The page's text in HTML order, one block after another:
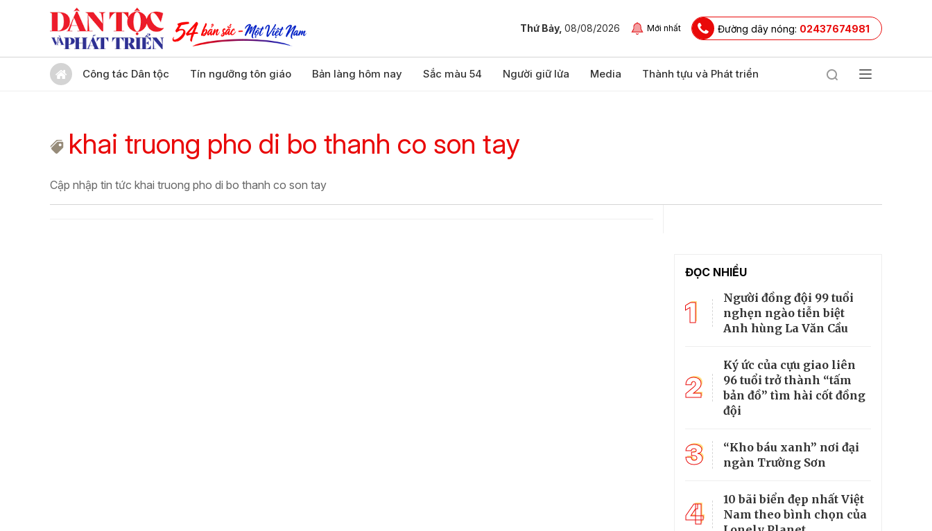
Thứ Bảy, 08/08/2026 Mới nhất Đường dây nóng: 02437674981
Công tác Dân tộc Tín ngưỡng tôn giáo Bản làng hôm nay Sắc màu 54 Người giữ lửa Media Thành tựu và Phát triển
khai truong pho di bo thanh co son tay
Cập nhập tin tức khai truong pho di bo thanh co son tay
ĐỌC NHIỀU
1
Người đồng đội 99 tuổi
nghẹn ngào tiễn biệt
Anh hùng La Văn Cầu
2
Ký ức của cựu giao liên
96 tuổi trở thành “tấm
bản đồ” tìm hài cốt đồng
đội
3
“Kho báu xanh” nơi đại
ngàn Trường Sơn
4
10 bãi biển đẹp nhất Việt
Nam theo bình chọn của